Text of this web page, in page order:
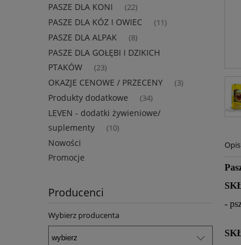
PASZE DLA KONI (22)
PASZE DLA KÓZ I OWIEC (11)
PASZE DLA ALPAK (8)
PASZE DLA GOŁĘBI I DZIKICH
PTAKÓW
(23)
OKAZJE CENOWE / PRZECENY (3)
Produkty dodatkowe (34)
LEVEN - dodatki żywieniowe/
suplementy
(10)
Nowości
Promocje
Producenci
Wybierz producenta
Opis
-